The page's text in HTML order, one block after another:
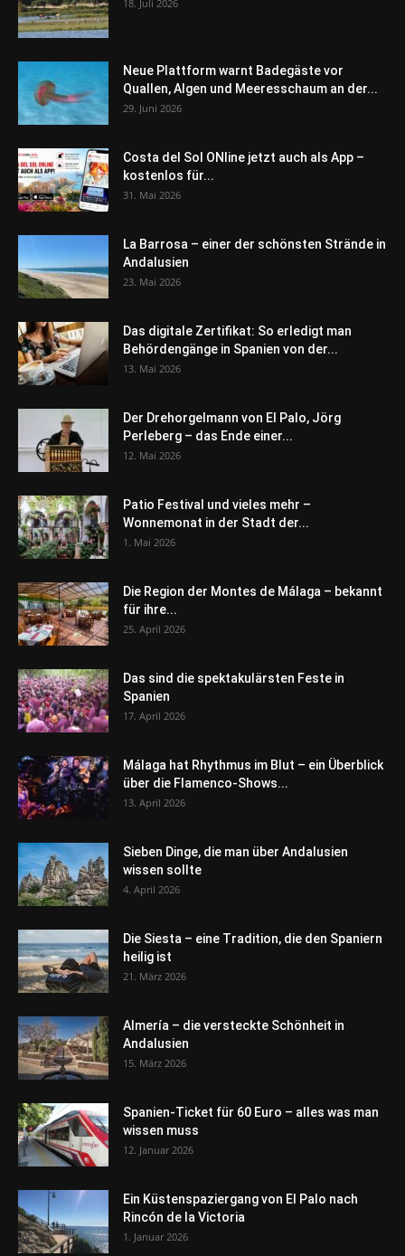
18. Juli 2026
Neue Plattform warnt Badegäste vor
Quallen, Algen und Meeresschaum an der...
29. Juni 2026
Costa del Sol ONline jetzt auch als App –
kostenlos für...
31. Mai 2026
La Barrosa – einer der schönsten Strände in
Andalusien
23. Mai 2026
Das digitale Zertifikat: So erledigt man
Behördengänge in Spanien von der...
13. Mai 2026
Der Drehorgelmann von El Palo, Jörg
Perleberg – das Ende einer...
12. Mai 2026
Patio Festival und vieles mehr –
Wonnemonat in der Stadt der...
1. Mai 2026
Die Region der Montes de Málaga – bekannt
für ihre...
25. April 2026
Das sind die spektakulärsten Feste in
Spanien
17. April 2026
Málaga hat Rhythmus im Blut – ein Überblick
über die Flamenco-Shows...
13. April 2026
Sieben Dinge, die man über Andalusien
wissen sollte
4. April 2026
Die Siesta – eine Tradition, die den Spaniern
heilig ist
21. März 2026
Almería – die versteckte Schönheit in
Andalusien
15. März 2026
Spanien-Ticket für 60 Euro – alles was man
wissen muss
12. Januar 2026
Ein Küstenspaziergang von El Palo nach
Rincón de la Victoria
1. Januar 2026